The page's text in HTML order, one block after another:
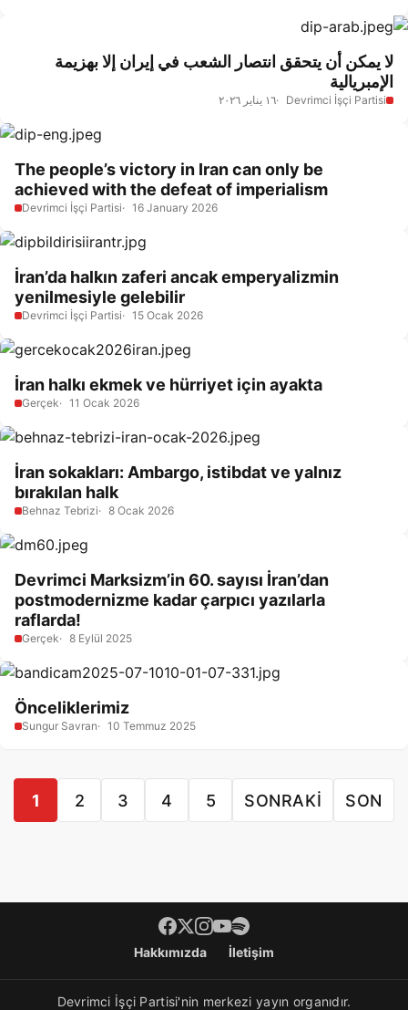
لا يمكن أن يتحقق انتصار الشعب في إيران إلا بهزيمة
الإمبريالية
Devrimci İşçi Partisi ١٦ يناير ٢٠٢٦
The people’s victory in Iran can only be
achieved with the defeat of imperialism
Devrimci İşçi Partisi 16 January 2026
İran’da halkın zaferi ancak emperyalizmin
yenilmesiyle gelebilir
Devrimci İşçi Partisi 15 Ocak 2026
İran halkı ekmek ve hürriyet için ayakta
Gerçek 11 Ocak 2026
İran sokakları: Ambargo, istibdat ve yalnız
bırakılan halk
Behnaz Tebrizi 8 Ocak 2026
Devrimci Marksizm’in 60. sayısı İran’dan
postmodernizme kadar çarpıcı yazılarla
raflarda!
Gerçek 8 Eylül 2025
Önceliklerimiz
Sungur Savran 10 Temmuz 2025
1 2 3 4 5 SONRAKI SON
Footer menüHakkımızda İletişim
Devrimci İşçi Partisi'nin merkezi yayın organıdır.